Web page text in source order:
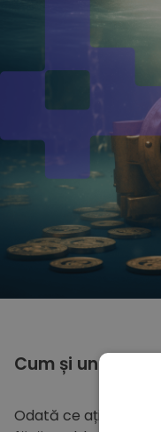
Cum și unde să
Odată ce ați